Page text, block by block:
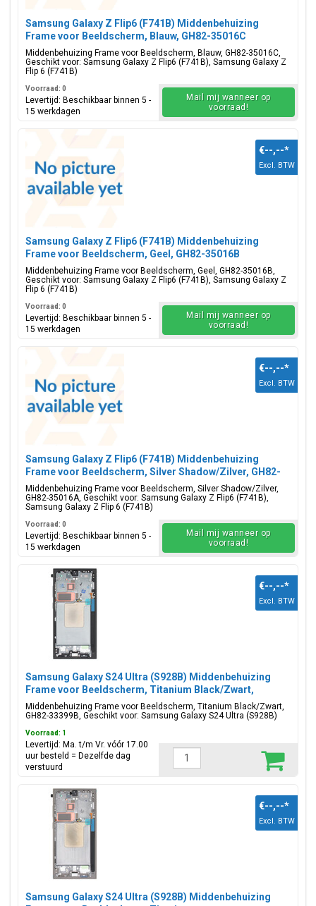
Samsung Galaxy Z Flip6 (F741B) Middenbehuizing
Frame voor Beeldscherm, Blauw, GH82-35016C
Middenbehuizing Frame voor Beeldscherm, Blauw, GH82-35016C,
Geschikt voor: Samsung Galaxy Z Flip6 (F741B), Samsung Galaxy Z
Flip 6 (F741B)
Voorraad: 0
Levertijd: Beschikbaar binnen 5 -
15 werkdagen
Mail mij wanneer op
voorraad!
Samsung Galaxy Z Flip6 (F741B) Middenbehuizing
Frame voor Beeldscherm, Geel, GH82-35016B
Middenbehuizing Frame voor Beeldscherm, Geel, GH82-35016B,
Geschikt voor: Samsung Galaxy Z Flip6 (F741B), Samsung Galaxy Z
Flip 6 (F741B)
€--,--*
Excl. BTW
Voorraad: 0
Levertijd: Beschikbaar binnen 5 -
15 werkdagen
Mail mij wanneer op
voorraad!
Samsung Galaxy Z Flip6 (F741B) Middenbehuizing
Frame voor Beeldscherm, Silver Shadow/Zilver, GH82-
35016A
Middenbehuizing Frame voor Beeldscherm, Silver Shadow/Zilver,
GH82-35016A, Geschikt voor: Samsung Galaxy Z Flip6 (F741B),
Samsung Galaxy Z Flip 6 (F741B)
€--,--*
Excl. BTW
Voorraad: 0
Levertijd: Beschikbaar binnen 5 -
15 werkdagen
Mail mij wanneer op
voorraad!
Samsung Galaxy S24 Ultra (S928B) Middenbehuizing
Frame voor Beeldscherm, Titanium Black/Zwart,
GH82-33399B
Middenbehuizing Frame voor Beeldscherm, Titanium Black/Zwart,
GH82-33399B, Geschikt voor: Samsung Galaxy S24 Ultra (S928B)
€--,--*
Excl. BTW
Voorraad: 1
Levertijd: Ma. t/m Vr. vóór 17.00
uur besteld = Dezelfde dag
verstuurd
Samsung Galaxy S24 Ultra (S928B) Middenbehuizing
€--,--*
Excl. BTW